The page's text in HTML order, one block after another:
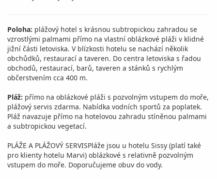
Poloha: plážový hotel s krásnou subtropickou zahradou se
vzrostlými palmami přímo na vlastní oblázkové pláži v klidné
jižní části letoviska. V blízkosti hotelu se nachází několik
obchůdků, restaurací a taveren. Do centra letoviska s řadou
obchodů, restaurací, barů, taveren a stánků s rychlým
občerstvením cca 400 m.
Pláž: přímo na oblázkové pláži s pozvolným vstupem do moře,
plážový servis zdarma. Nabídka vodních sportů za poplatek.
Pláž navazuje přímo na hotelovou zahradu stíněnou palmami
a subtropickou vegetací.
PLÁŽE A PLÁŽOVÝ SERVISPláže jsou u hotelu Sissy (platí také
pro klienty hotelu Marvi) oblázkové s relativně pozvolným
vstupem do moře. Doporučujeme obuv do vody.